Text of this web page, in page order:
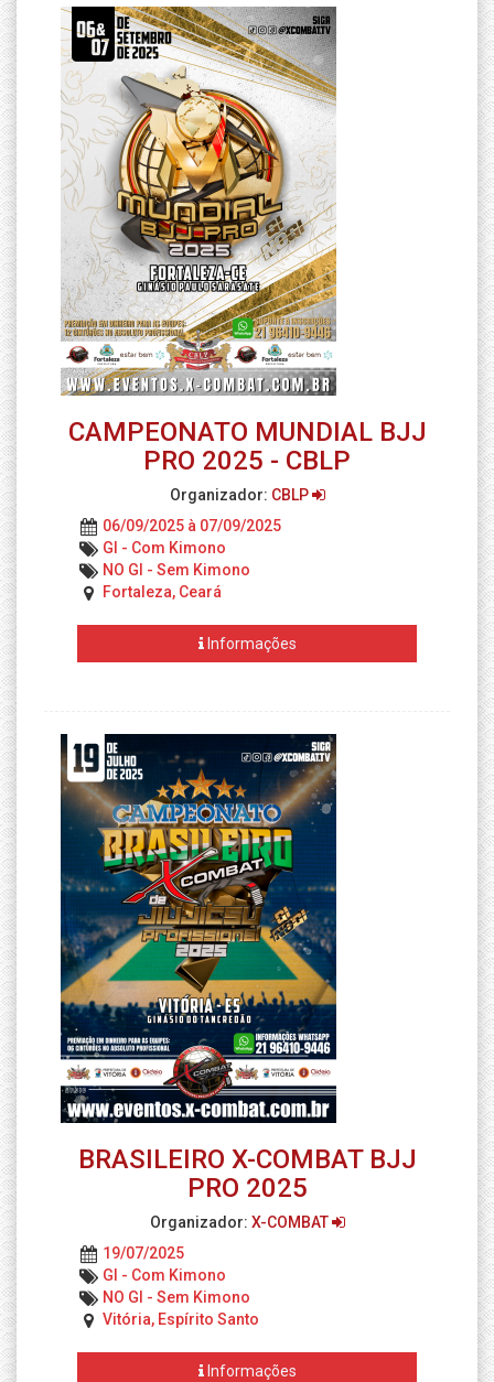
CAMPEONATO MUNDIAL BJJ
PRO 2025 - CBLP
Organizador: CBLP
06/09/2025 à 07/09/2025
GI - Com Kimono
NO GI - Sem Kimono
Fortaleza, Ceará
Informações
BRASILEIRO X-COMBAT BJJ
PRO 2025
Organizador: X-COMBAT
19/07/2025
GI - Com Kimono
NO GI - Sem Kimono
Vitória, Espírito Santo
Informações